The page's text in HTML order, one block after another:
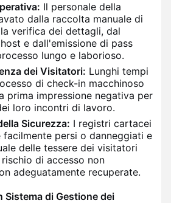
Il personale della
dalla raccolta manuale di
verifica dei dettagli, dal
e dall'emissione di pass
lungo e laborioso.
dei Visitatori: Lunghi tempi
di check-in macchinoso
prima impressione negativa per
loro incontri di lavoro.
Sicurezza: I registri cartacei
facilmente persi o danneggiati e
delle tessere dei visitatori
di accesso non
adeguatamente recuperate.
Sistema di Gestione dei